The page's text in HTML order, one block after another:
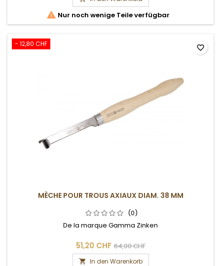
 Nur noch wenige Teile verfügbar
- 12,80 CHF
MÈCHE POUR TROUS AXIAUX DIAM. 38 MM
(0)
De la marque Gamma Zinken
51,20 CHF 64,00 CHF
 In den Warenkorb
favorite_border